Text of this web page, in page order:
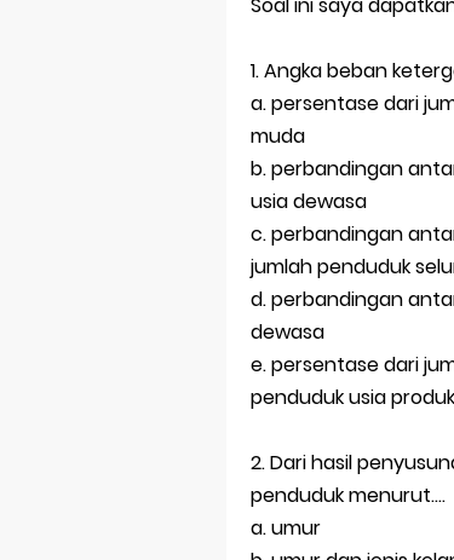
1. Angka beban
a. persentase dari
muda
b. perbandingan
usia dewasa
c. perbandingan
jumlah penduduk
d. perbandingan
dewasa
e. persentase dari
penduduk usia
2. Dari hasil
penduduk menurut....
a. umur